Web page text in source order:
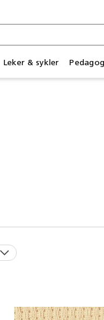
Leker & sykler